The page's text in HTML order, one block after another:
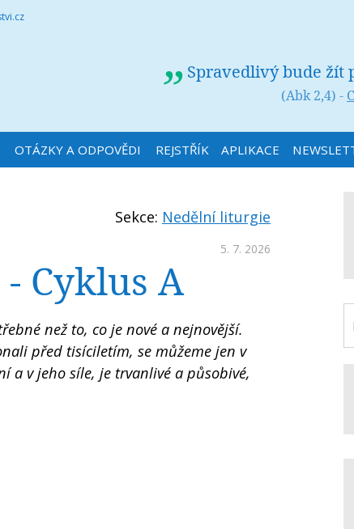
Spravedlivý bude žít
(Abk 2,4) -
OTÁZKY A ODPOVĚDI REJSTŘÍK APLIKACE
Sekce: Nedělní liturgie
5. 7. 2026
Cyklus A
než to, co je nové a nejnovější.
před tisíciletím, se můžeme jen v
a v jeho síle, je trvanlivé a působivé,